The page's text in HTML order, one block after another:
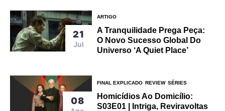
21
Jul
ARTIGO
A Tranquilidade Prega Peça:
O Novo Sucesso Global Do
Universo ‘A Quiet Place’
08
FINAL EXPLICADO REVIEW SÉRIES
Homicídios Ao Domicílio:
S03E01 | Intriga, Reviravoltas